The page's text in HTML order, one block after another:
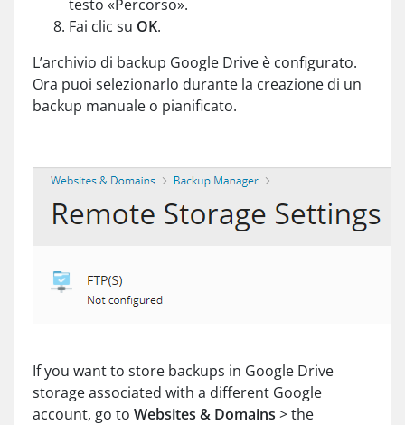
testo «Percorso».
Fai clic su OK.
L’archivio di backup Google Drive è configurato.
Ora puoi selezionarlo durante la creazione di un
backup manuale o pianificato.
If you want to store backups in Google Drive
storage associated with a different Google
account, go to Websites & Domains > the